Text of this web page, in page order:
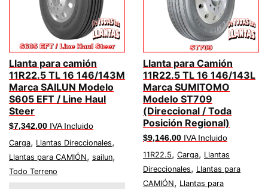
Llanta para camión
11R22.5 TL 16 146/143M
Marca SAILUN Modelo
S605 EFT / Line Haul
Steer
$7,342.00 IVA Incluido
Carga, Llantas Direccionales,
Llantas para CAMIÓN, sailun,
Todo Terreno
Llanta para Camión
11R22.5 TL 16 146/143L
Marca SUMITOMO
Modelo ST709
(Direccional / Toda
Posición Regional)
$9,146.00 IVA Incluido
11R22.5, Carga, Llantas
Direccionales, Llantas para
CAMIÓN, Llantas para